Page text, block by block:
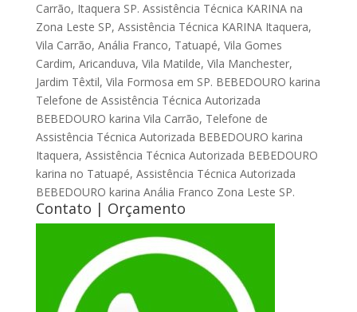
Carrão, Itaquera SP. Assistência Técnica KARINA na
Zona Leste SP, Assistência Técnica KARINA Itaquera,
Vila Carrão, Anália Franco, Tatuapé, Vila Gomes
Cardim, Aricanduva, Vila Matilde, Vila Manchester,
Jardim Têxtil, Vila Formosa em SP. BEBEDOURO karina
Telefone de Assistência Técnica Autorizada
BEBEDOURO karina Vila Carrão, Telefone de
Assistência Técnica Autorizada BEBEDOURO karina
Itaquera, Assistência Técnica Autorizada BEBEDOURO
karina no Tatuapé, Assistência Técnica Autorizada
BEBEDOURO karina Anália Franco Zona Leste SP.
Contato | Orçamento